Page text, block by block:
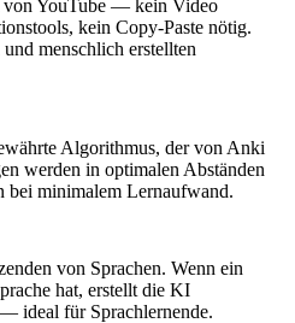
von YouTube — kein Video
kein Copy-Paste nötig.
menschlich erstellten
Algorithmus, der von Anki
werden in optimalen Abständen
bei minimalem Lernaufwand.
von Sprachen. Wenn ein
hat, erstellt die KI
ideal für Sprachlernende.